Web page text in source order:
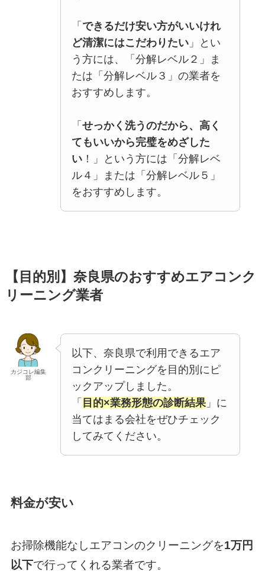
「 できるだけ安い方がいいけれ
ど清潔にはこだわりたい」とい
う方には、「分解レベル２」ま
たは「分解レベル３」の業者を
おすすめします。
「 せっかく洗うのだから、高く
てもいいから完璧をめざした
い！」という方には「分解レベ
ル４」または「分解レベル５」
をおすすめします。
【目的別】奈良県のおすすめエアコンク
リーニング業者
カジコレ編集
部
以下、奈良県で利用できるエア
コンクリーニングを目的別にピ
ックアップしました。
「 目的×業務形態の診断結果」に
当てはまる会社をぜひチェック
してみてください。
料金が安い
お掃除機能なしエアコンのクリーニングを1万円
以下で行ってくれる業者です。